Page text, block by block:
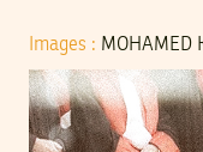
Images : MOHAMED